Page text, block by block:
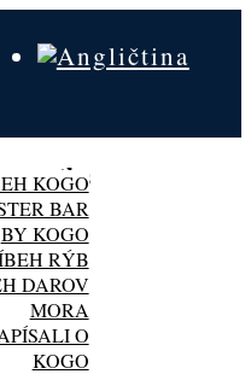
DOMOV
KOGO
BAR
BY KOGO
RÝB
DAROV
MORA
O
KOGO
months